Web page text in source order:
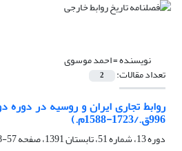
نویسنده =احمد موسوی
تعداد مقالات: 2
996ق./1723-1588م.)
دوره 13، شماره 51، تابستان 1391، صفحه
57-78